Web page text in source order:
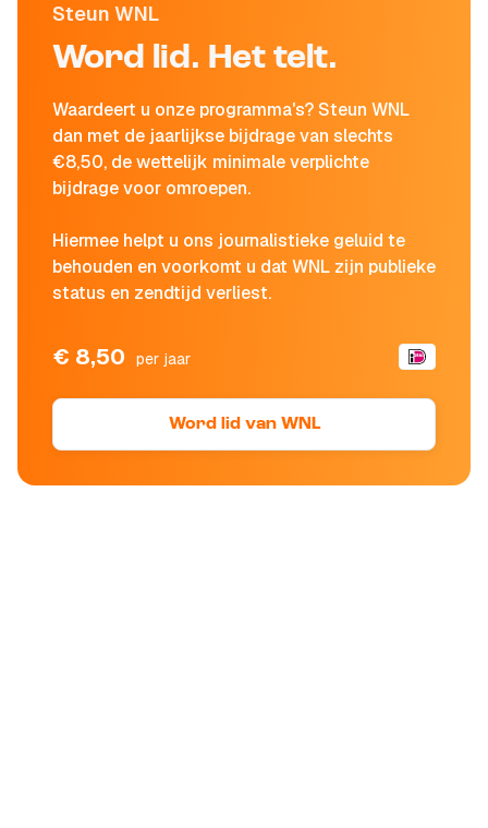
Steun WNL
Word lid. Het telt.
Waardeert u onze programma's? Steun WNL
dan met de jaarlijkse bijdrage van slechts
€8,50, de wettelijk minimale verplichte
bijdrage voor omroepen.
Hiermee helpt u ons journalistieke geluid te
behouden en voorkomt u dat WNL zijn publieke
status en zendtijd verliest.
€ 8,50 per jaar
Word lid van WNL